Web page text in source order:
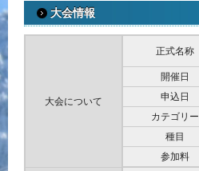
大会情報
大会について
正式名称
開催日
申込日
カテゴリー
種目
参加料